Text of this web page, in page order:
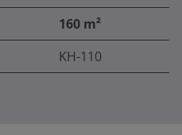
160 m²
KH-110